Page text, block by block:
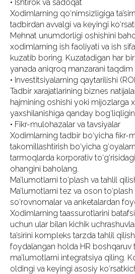
• Ishtirok va sadoqat
Xodimlarning qo‘nimsizligiga
tadbirdan avvalgi va keyingi
Mehnat unumdorligi oshishini
xodimlarning ish faoliyati va ish
kuzatib boring. Kuzatadigan har
yanada aniqroq manzarani taqdim
• Investitsiyalarning qaytarilishi
Tadbir xarajatlarining biznes
hajmining oshishi yoki mijozlarga
yaxshilanishiga qanday
• Fikr-mulohazalar va tavsiyalar
Xodimlarning tadbir bo‘yicha fikr-
takomillashtirish bo‘yicha
tarmoqlarda korporativ
ohangini baholang.
Ma’lumotlarni to‘plash va tahlil
Ma’lumotlarni tez va oson
so‘rovnomalar va anketalardan
Xodimlarning taassurotlarini
uchun ular bilan kichik
ta’sirini kompleks tarzda tahlil
foydalangan holda HR boshqaruv
ma’lumotlarni integratsiya qiling.
oldingi va keyingi asosiy